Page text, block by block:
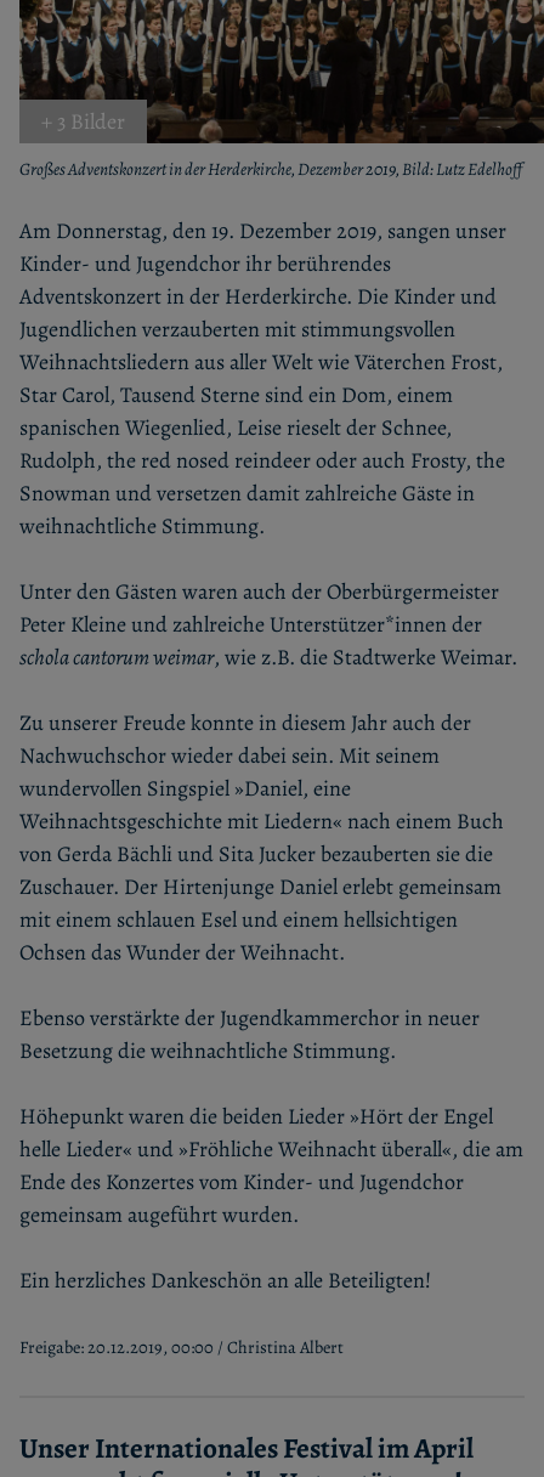
+ 3 Bilder
Großes Adventskonzert in der Herderkirche, Dezember 2019, Bild: Lutz Edelhoff
Am Donnerstag, den 19. Dezember 2019, sangen unser
Kinder- und Jugendchor ihr berührendes
Adventskonzert in der Herderkirche. Die Kinder und
Jugendlichen verzauberten mit stimmungsvollen
Weihnachtsliedern aus aller Welt wie Väterchen Frost,
Star Carol, Tausend Sterne sind ein Dom, einem
spanischen Wiegenlied, Leise rieselt der Schnee,
Rudolph, the red nosed reindeer oder auch Frosty, the
Snowman und versetzen damit zahlreiche Gäste in
weihnachtliche Stimmung.
Unter den Gästen waren auch der Oberbürgermeister
Peter Kleine und zahlreiche Unterstützer*innen der
schola cantorum weimar, wie z.B. die Stadtwerke Weimar.
Zu unserer Freude konnte in diesem Jahr auch der
Nachwuchschor wieder dabei sein. Mit seinem
wundervollen Singspiel »Daniel, eine
Weihnachtsgeschichte mit Liedern« nach einem Buch
von Gerda Bächli und Sita Jucker bezauberten sie die
Zuschauer. Der Hirtenjunge Daniel erlebt gemeinsam
mit einem schlauen Esel und einem hellsichtigen
Ochsen das Wunder der Weihnacht.
Ebenso verstärkte der Jugendkammerchor in neuer
Besetzung die weihnachtliche Stimmung.
Höhepunkt waren die beiden Lieder »Hört der Engel
helle Lieder« und »Fröhliche Weihnacht überall«, die am
Ende des Konzertes vom Kinder- und Jugendchor
gemeinsam augeführt wurden.
Ein herzliches Dankeschön an alle Beteiligten!
Freigabe: 20.12.2019, 00:00 / Christina Albert
Unser Internationales Festival im April